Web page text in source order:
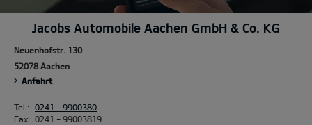
Jacobs Automobile Aachen GmbH & Co. KG
Neuenhofstr. 130
52078 Aachen
Anfahrt
Tel.: 0241 - 9900380
Fax: 0241 - 99003819